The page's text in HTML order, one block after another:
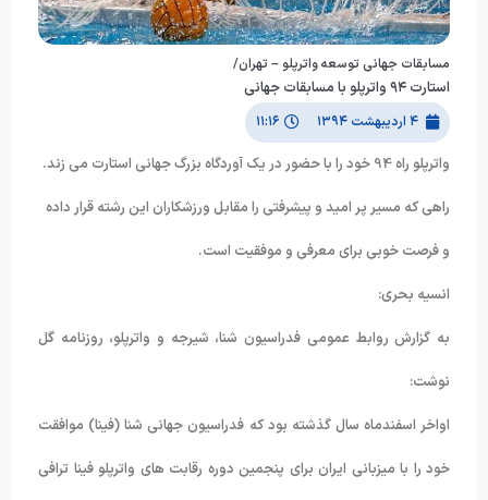
مسابقات جهانی توسعه واترپلو – تهران/
استارت ۹۴ واترپلو با مسابقات جهانی
۴ اردیبهشت ۱۳۹۴ ۱۱:۱۶
واترپلو راه 94 خود را با حضور در یک آوردگاه بزرگ جهانی استارت می زند.
راهی که مسیر پر امید و پیشرفتی را مقابل ورزشکاران این رشته قرار داده
و فرصت خوبی برای معرفی و موفقیت است.
انسیه بحری:
به گزارش روابط عمومی فدراسیون شنا، شیرجه و واترپلو، روزنامه گل
نوشت:
اواخر اسفندماه سال گذشته بود که فدراسیون جهانی شنا (فینا) موافقت
خود را با میزبانی ایران برای پنجمین دوره رقابت های واترپلو فینا ترافی